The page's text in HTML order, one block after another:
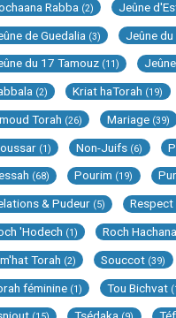
Rabba (2) Jeûne
de Guedalia (3) Jeûne
du 17 Tamouz (11)
(2) Kriat haTorah (19)
Torah (26) Mariage (39)
(1) Non-Juifs (6)
(68) Pourim (19)
& Pudeur (5)
'Hodech (1) Roch Hachana
Torah (2) Souccot (39)
féminine (1) Tou Bichvat